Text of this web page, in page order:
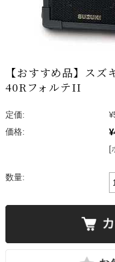
【おすすめ品】ス
40RフォルテII
定価:
価格:
[
数量: